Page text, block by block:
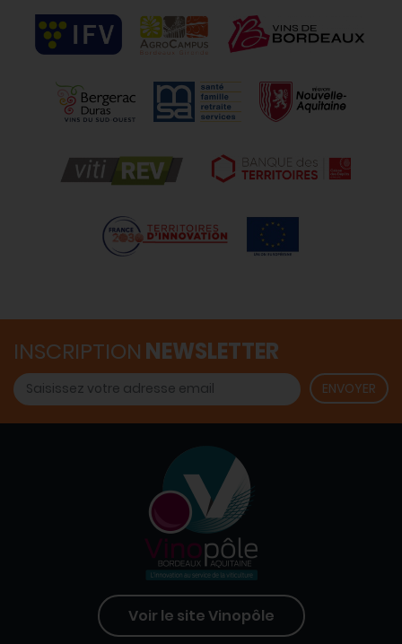
INSCRIPTION NEWSLETTER
Voir le site Vinopôle